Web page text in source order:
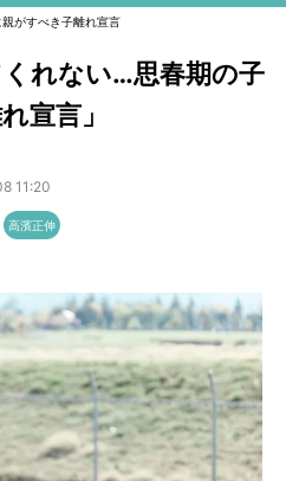
がすべき子離れ宣言
れない…思春期の子
宣言」
11:20
高濱正伸